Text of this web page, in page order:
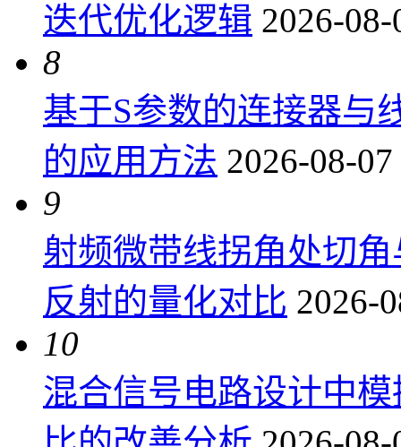
迭代优化逻辑 2026-
8
基于S参数的连接器与
的应用方法 2026-08-
9
射频微带线拐角处切
反射的量化对比 2026-
10
混合信号电路设计中